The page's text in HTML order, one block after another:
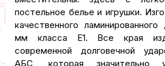
постельное белье и игрушки.
качественного
мм класса Е1. Все края
современной долговечной
АБС, которая значительно